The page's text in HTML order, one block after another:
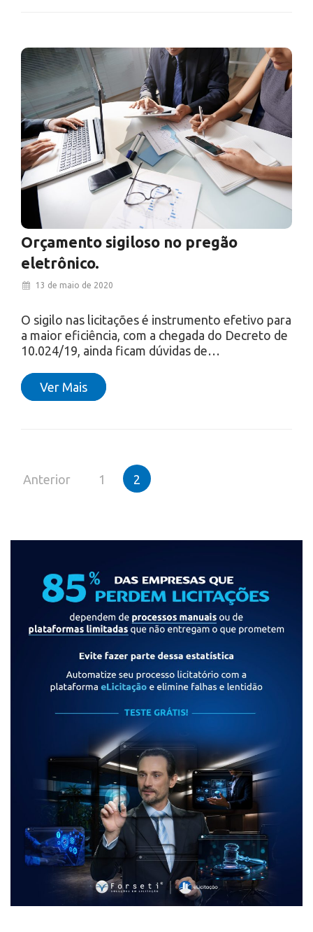
Orçamento sigiloso no pregão
eletrônico.
13 de maio de 2020
O sigilo nas licitações é instrumento efetivo para
a maior eficiência, com a chegada do Decreto de
10.024/19, ainda ficam dúvidas de…
Ver Mais
Paginação
Anterior 1 2